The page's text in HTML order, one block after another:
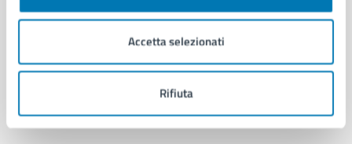
Accetta selezionati
Rifiuta
Enti e fondazioni
Personale amministrativo
Intranet, posta aziendale e protocollo